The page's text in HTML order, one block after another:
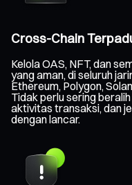
Cross-Chain
Kelola OAS, NFT, dan
yang aman, di seluruh
Ethereum, Polygon,
Tidak perlu sering
aktivitas transaksi, dan
dengan lancar.